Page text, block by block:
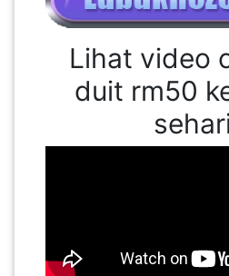
Lihat video
duit rm50
SELECT NEGERI